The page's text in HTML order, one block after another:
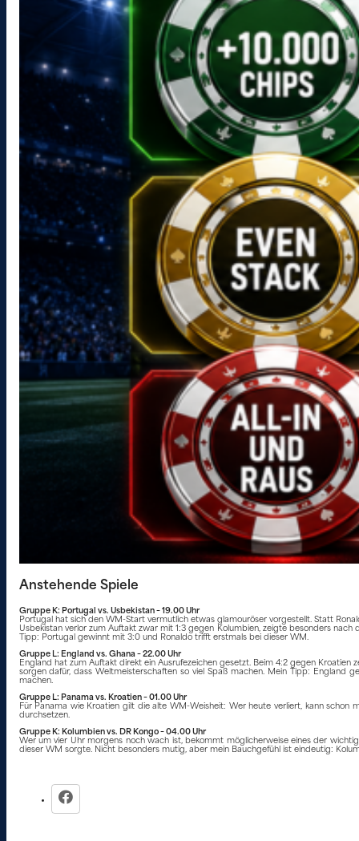
Anstehende Spiele
Gruppe K: Portugal vs. Usbekistan – 19.00 Uhr
Portugal hat sich den WM-Start vermutlich etwas glamouröser vorgestellt. Statt
Usbekistan verlor zum Auftakt zwar mit 1:3 gegen Kolumbien, zeigte besonders
Tipp: Portugal gewinnt mit 3:0 und Ronaldo trifft erstmals bei dieser WM.
Gruppe L: England vs. Ghana – 22.00 Uhr
England hat zum Auftakt direkt ein Ausrufezeichen gesetzt. Beim 4:2 gegen Kroatien
sorgen dafür, dass Weltmeisterschaften so viel Spaß machen. Mein Tipp:
machen.
Gruppe L: Panama vs. Kroatien – 01.00 Uhr
Für Panama wie Kroatien gilt die alte WM-Weisheit: Wer heute verliert, kann
durchsetzen.
Gruppe K: Kolumbien vs. DR Kongo – 04.00 Uhr
Wer um vier Uhr morgens noch wach ist, bekommt möglicherweise eines der
dieser WM sorgte. Nicht besonders mutig, aber mein Bauchgefühl ist eindeutig: